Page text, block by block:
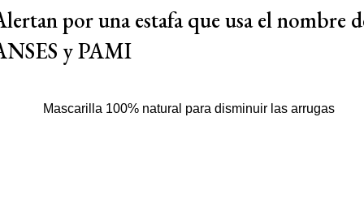
por una estafa que usa el nombre
y PAMI